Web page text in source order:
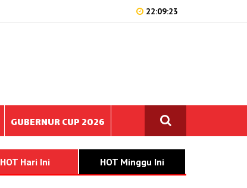
22:09:23
GUBERNUR CUP 2026
HOT Hari Ini HOT Minggu Ini